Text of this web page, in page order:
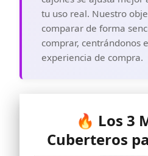
tu uso real. Nuestro
comparar de forma
comprar, centrándonos
experiencia de compra.
🔥 Los 3
Cuberteros